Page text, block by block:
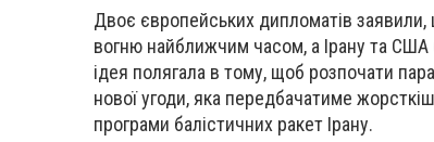
Двоє європейських дипломатів заявили,
вогню найближчим часом, а Ірану та
ідея полягала в тому, щоб розпочати
нової угоди, яка передбачатиме
програми балістичних ракет Ірану.